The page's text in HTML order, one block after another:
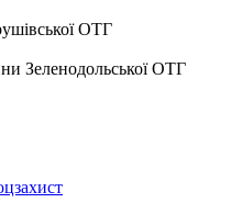
ОТГ
Зеленодольської ОТГ